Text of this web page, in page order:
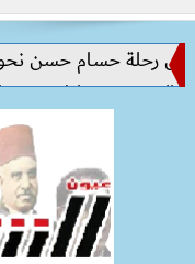
رحلة حسام حسن نحو
من مخاطر مرض